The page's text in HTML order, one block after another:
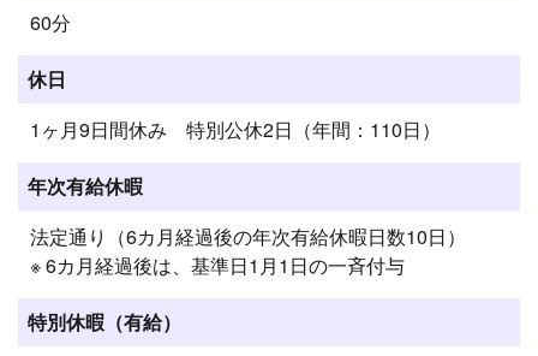
60分
休日
1ヶ月9日間休み 特別公休2日（年間：110日）
年次有給休暇
法定通り（6カ月経過後の年次有給休暇日数10日）
※ 6カ月経過後は、基準日1月1日の一斉付与
特別休暇（有給）